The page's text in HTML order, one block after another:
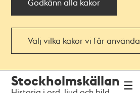
Godkänn alla kakor
Välj vilka kakor vi får använda
navigationen
huvudinnehållet
Stockholmskällan